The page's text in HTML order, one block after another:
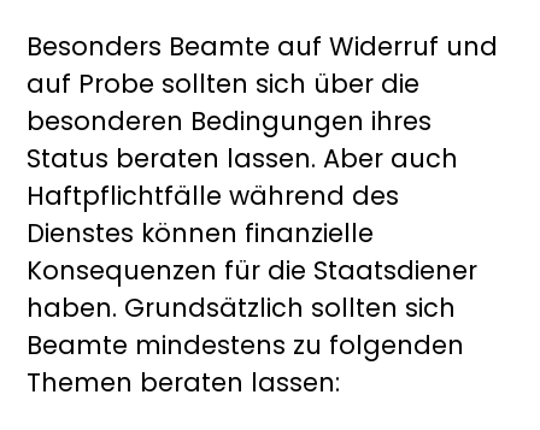
Besonders Beamte auf Widerruf und
auf Probe sollten sich über die
besonderen Bedingungen ihres
Status beraten lassen. Aber auch
Haftpflichtfälle während des
Dienstes können finanzielle
Konsequenzen für die Staatsdiener
haben. Grundsätzlich sollten sich
Beamte mindestens zu folgenden
Themen beraten lassen: